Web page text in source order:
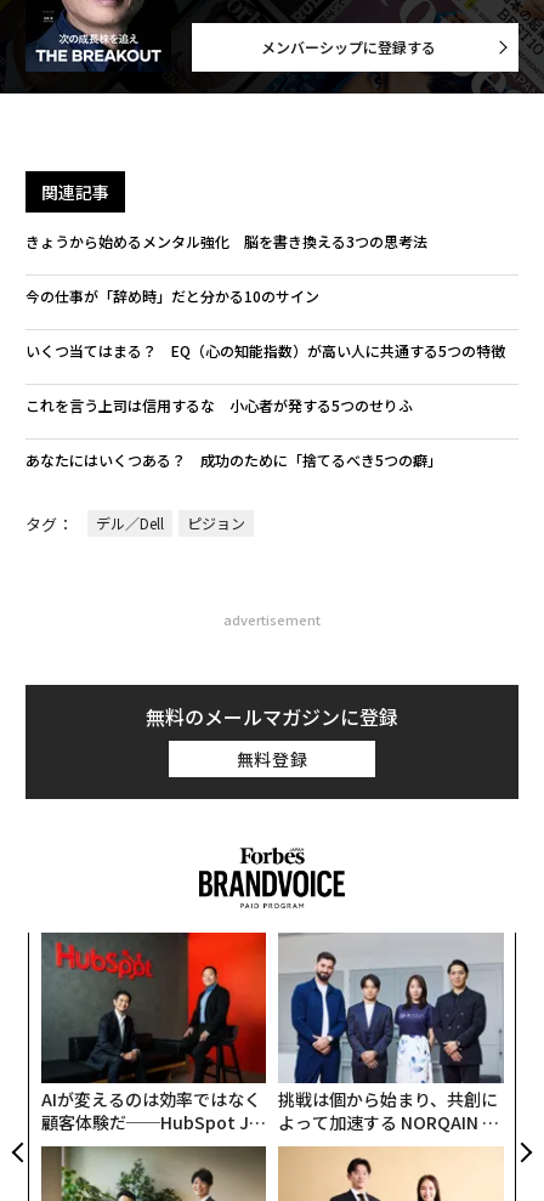
メンバーシップに登録する
関連記事
きょうから始めるメンタル強化 脳を書き換える3つの思考法
今の仕事が「辞め時」だと分かる10のサイン
いくつ当てはまる？ EQ（心の知能指数）が高い人に共通する5つの特徴
これを言う上司は信用するな 小心者が発する5つのせりふ
あなたにはいくつある？ 成功のために「捨てるべき5つの癖」
タグ： デル／Dell ピジョン
advertisement
無料のメールマガジンに登録
無料登録
AIが変えるのは効率ではなく
顧客体験だ──HubSpot Ja
panが語る「Grow Better」
な組織のつくり方
挑戦は個から始まり、共創に
よって加速する NORQAIN JA
PAN 特別座談会